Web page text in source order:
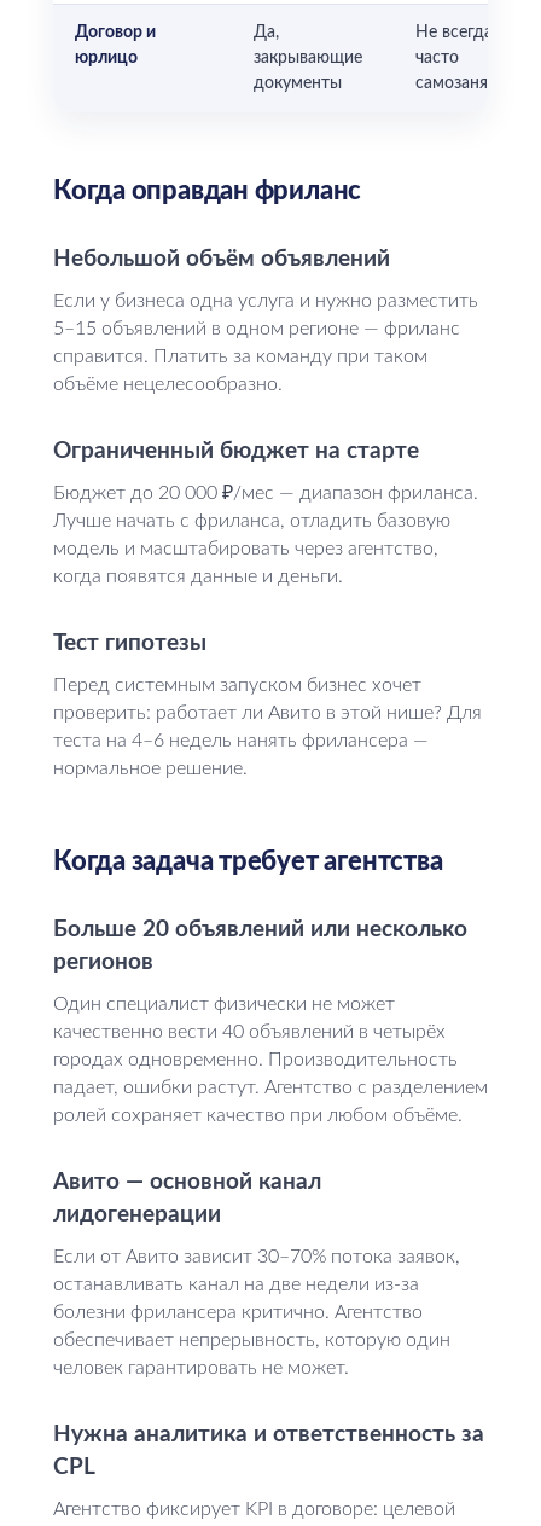
Договор и
юрлицо
Да,
закрывающие
документы
Не всегда,
часто
самозанятый
Когда оправдан фриланс
Небольшой объём объявлений
Если у бизнеса одна услуга и нужно разместить
5–15 объявлений в одном регионе — фриланс
справится. Платить за команду при таком
объёме нецелесообразно.
Ограниченный бюджет на старте
Бюджет до 20 000 ₽/мес — диапазон фриланса.
Лучше начать с фриланса, отладить базовую
модель и масштабировать через агентство,
когда появятся данные и деньги.
Тест гипотезы
Перед системным запуском бизнес хочет
проверить: работает ли Авито в этой нише? Для
теста на 4–6 недель нанять фрилансера —
нормальное решение.
Когда задача требует агентства
Больше 20 объявлений или несколько
регионов
Один специалист физически не может
качественно вести 40 объявлений в четырёх
городах одновременно. Производительность
падает, ошибки растут. Агентство с разделением
ролей сохраняет качество при любом объёме.
Авито — основной канал
лидогенерации
Если от Авито зависит 30–70% потока заявок,
останавливать канал на две недели из-за
болезни фрилансера критично. Агентство
обеспечивает непрерывность, которую один
человек гарантировать не может.
Нужна аналитика и ответственность за
CPL
Агентство фиксирует KPI в договоре: целевой